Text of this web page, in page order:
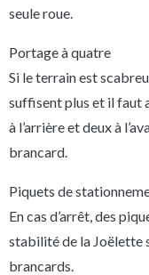
seule roue.
Portage à quatre
Si le terrain est
suffisent plus et il faut
à l’arrière et deux à
brancard.
Piquets de
En cas d’arrêt, des
stabilité de la Joëlette
brancards.